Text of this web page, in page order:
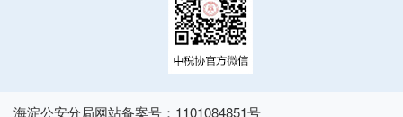
海淀公安分局网站备案号：1101084851号